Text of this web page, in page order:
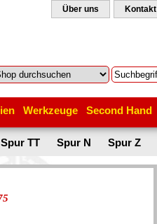
Über uns Kontakt
Werkzeuge Second Hand
Spur TT Spur N Spur Z